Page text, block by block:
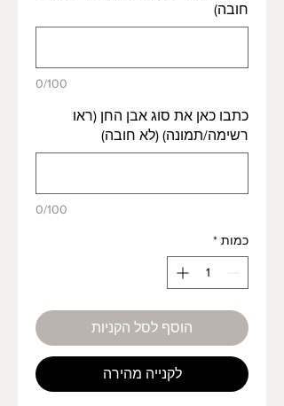
חובה)
0/100
כתבו כאן את סוג אבן החן (ראו
רשימה/תמונה) (לא חובה)
0/100
כמות *
הוסף לסל הקניות
לקנייה מהירה